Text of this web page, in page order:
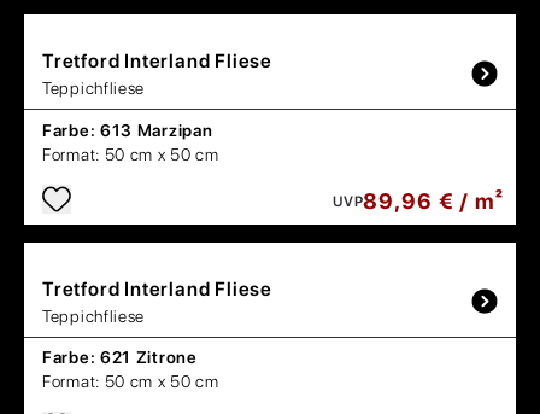
Tretford Interland Fliese
Teppichfliese
Farbe: 613 Marzipan
Format: 50 cm x 50 cm
UVP89,96 € / m²
Tretford Interland Fliese
Teppichfliese
Farbe: 621 Zitrone
Format: 50 cm x 50 cm